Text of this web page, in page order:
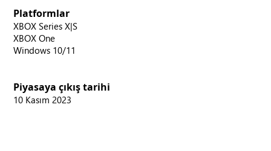
Platformlar
XBOX Series X|S
XBOX One
Windows 10/11
Piyasaya çıkış tarihi
10 Kasım 2023